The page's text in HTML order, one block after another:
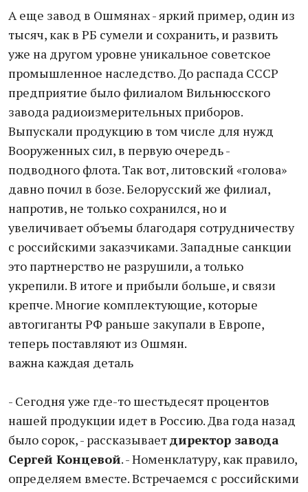
А еще завод в Ошмянах - яркий пример, один из
тысяч, как в РБ сумели и сохранить, и развить
уже на другом уровне уникальное советское
промышленное наследство. До распада СССР
предприятие было филиалом Вильнюсского
завода радиоизмерительных приборов.
Выпускали продукцию в том числе для нужд
Вооруженных сил, в первую очередь -
подводного флота. Так вот, литовский «голова»
давно почил в бозе. Белорусский же филиал,
напротив, не только сохранился, но и
увеличивает объемы благодаря сотрудничеству
с российскими заказчиками. Западные санкции
это партнерство не разрушили, а только
укрепили. В итоге и прибыли больше, и связи
крепче. Многие комплектующие, которые
автогиганты РФ раньше закупали в Европе,
теперь поставляют из Ошмян.
важна каждая деталь
- Сегодня уже где-то шестьдесят процентов
нашей продукции идет в Россию. Два года назад
было сорок, - рассказываетдиректор завода
Сергей Концевой. - Номенклатуру, как правило,
определяем вместе. Встречаемся с российскими